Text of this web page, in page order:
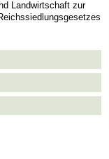
Landwirtschaft zur